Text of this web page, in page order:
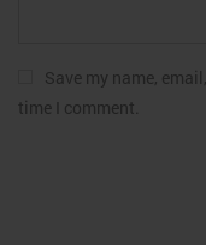
Save my name,
time I comment.